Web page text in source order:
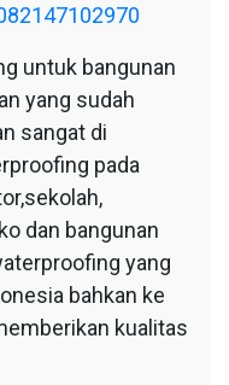
untuk bangunan
yang sudah
sangat di
pada
dan bangunan
yang
bahkan ke
kualitas